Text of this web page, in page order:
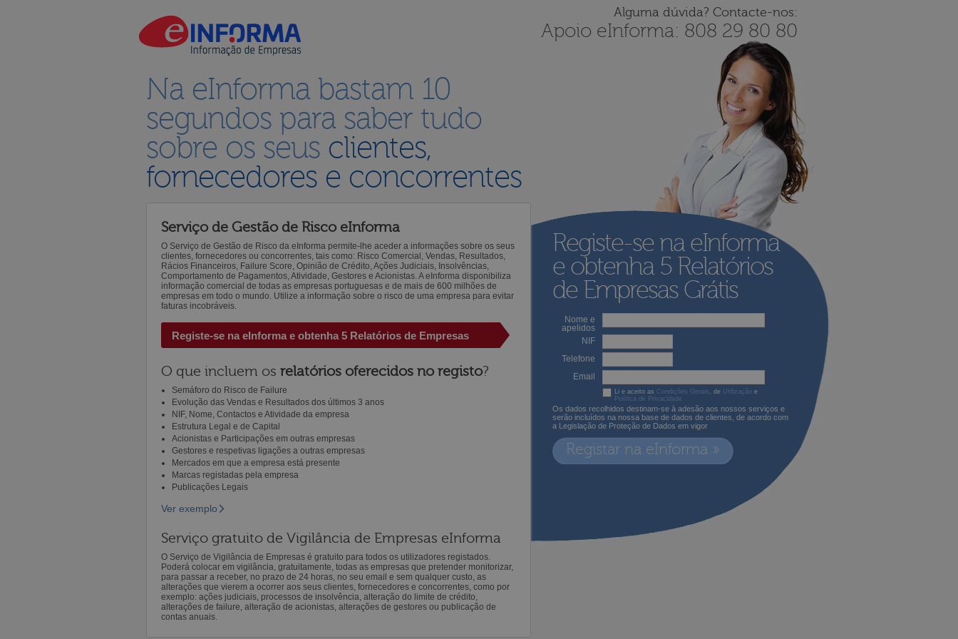
Alguma dúvida? Contacte-nos:
Apoio eInforma: 808 29 80 80
Registe-se na eInforma
e obtenha5 Relatórios
de Empresas Grátis
Nome e
apelidos
NIF
Telefone
Email
Li e aceito as Condições Gerais , de Utilização e
Política de Privacidade
Os dados recolhidos destinam-se à adesão aos nossos serviços e
serão incluídos na nossa base de dados de clientes, de acordo com
a Legislação de Proteção de Dados em vigor
Registar na eInforma »
Na eInforma bastam 10
segundos para saber tudo
sobre os seus clientes,
fornecedores e concorrentes
Serviço de Gestão de Risco eInforma
O Serviço de Gestão de Risco da eInforma permite-lhe aceder a informações sobre os seus
clientes, fornecedores ou concorrentes, tais como: Risco Comercial, Vendas, Resultados,
Rácios Financeiros, Failure Score, Opinião de Crédito, Ações Judiciais, Insolvências,
Comportamento de Pagamentos, Atividade, Gestores e Acionistas. A eInforma disponibiliza
informação comercial de todas as empresas portuguesas e de mais de 600 milhões de
empresas em todo o mundo. Utilize a informação sobre o risco de uma empresa para evitar
faturas incobráveis.
Registe-se na eInforma e obtenha 5 Relatórios de Empresas
O que incluem os relatórios oferecidos no registo?
Semáforo do Risco de Failure
Evolução das Vendas e Resultados dos últimos 3 anos
NIF, Nome, Contactos e Atividade da empresa
Estrutura Legal e de Capital
Acionistas e Participações em outras empresas
Gestores e respetivas ligações a outras empresas
Mercados em que a empresa está presente
Marcas registadas pela empresa
Publicações Legais
Ver exemplo
Serviço gratuito de Vigilância de Empresas eInforma
O Serviço de Vigilância de Empresas é gratuito para todos os utilizadores registados.
Poderá colocar em vigilância, gratuitamente, todas as empresas que pretender monitorizar,
para passar a receber, no prazo de 24 horas, no seu email e sem qualquer custo, as
alterações que vierem a ocorrer aos seus clientes, fornecedores e concorrentes, como por
exemplo: ações judiciais, processos de insolvência, alteração do limite de crédito,
alterações de failure, alteração de acionistas, alterações de gestores ou publicação de
contas anuais.